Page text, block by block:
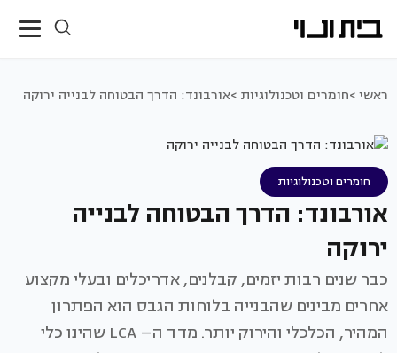
ראשי >חומרים וטכנולוגיות >אורבונד: הדרך הבטוחה לבנייה ירוקה
חומרים וטכנולוגיות
אורבונד: הדרך הבטוחה לבנייה
ירוקה
כבר שנים רבות יזמים, קבלנים, אדריכלים ובעלי מקצוע
אחרים מבינים שהבנייה בלוחות הגבס הוא הפתרון
המהיר, הכלכלי והירוק יותר. מדד ה– LCA שהינו כלי